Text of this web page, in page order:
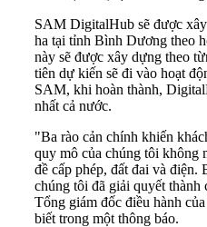
SAM DigitalHub sẽ được
ha tại tỉnh Bình Dương theo
này sẽ được xây dựng theo
tiên dự kiến ​​sẽ đi vào hoạt
SAM, khi hoàn thành,
nhất cả nước.
"Ba rào cản chính khiến
quy mô của chúng tôi không
đề cấp phép, đất đai và điện.
chúng tôi đã giải quyết
Tổng giám đốc điều hành
biết trong một thông báo.